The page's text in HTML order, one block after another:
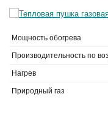
Мощность обогрева
Производительность по
Нагрев
Природный газ